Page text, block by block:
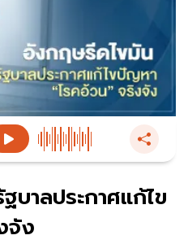
าลประกาศแก้ไข
จัง